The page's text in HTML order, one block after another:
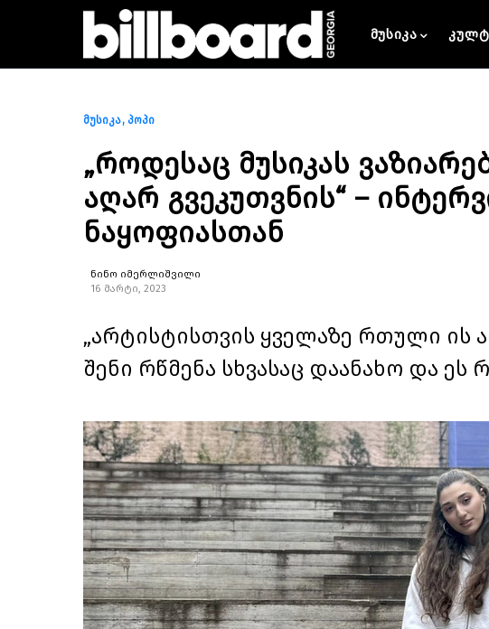
მუსიკა
მუსიკა პოპი
„როდესაც მუსიკას
აღარ გვეკუთვნის“ –
ნაყოფიასთან
ნინო იმერლიშვილი
16 მარტი, 2023
„არტისტისთვის ყველაზე რთული ის
შენი რწმენა სხვასაც დაანახო და ეს